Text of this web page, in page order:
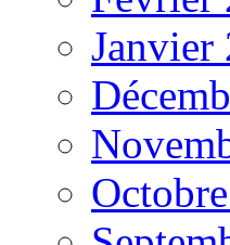
Janvier